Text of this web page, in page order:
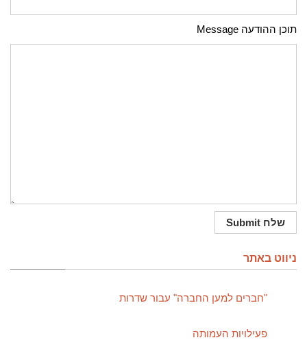
תוכן ההודעה Message
ניווט באתר
"חברים למען החברה" עבור שדרות
פעילויות העמותה